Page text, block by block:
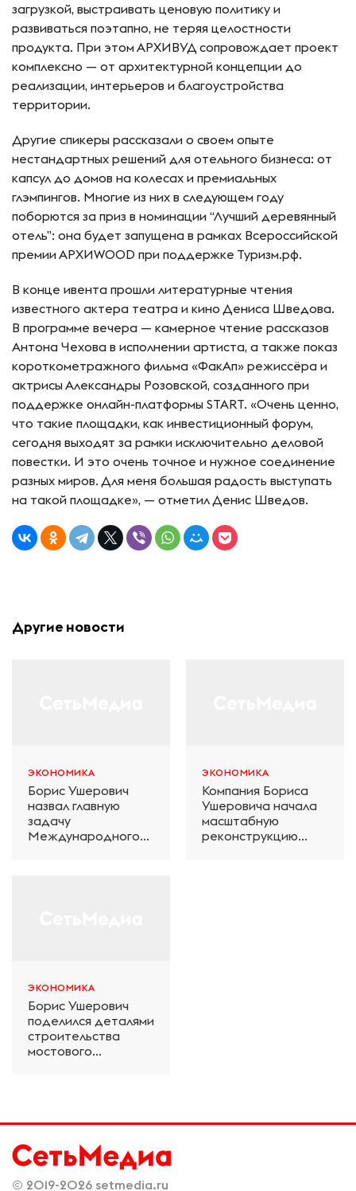
загрузкой, выстраивать ценовую политику и
развиваться поэтапно, не теряя целостности
продукта. При этом АРХИВУД сопровождает проект
комплексно — от архитектурной концепции до
реализации, интерьеров и благоустройства
территории.
Другие спикеры рассказали о своем опыте
нестандартных решений для отельного бизнеса: от
капсул до домов на колесах и премиальных
глэмпингов. Многие из них в следующем году
поборются за приз в номинации “Лучший деревянный
отель”: она будет запущена в рамках Всероссийской
премии АРХИWOOD при поддержке Туризм.рф.
В конце ивента прошли литературные чтения
известного актера театра и кино Дениса Шведова.
В программе вечера — камерное чтение рассказов
Антона Чехова в исполнении артиста, а также показ
короткометражного фильма «ФакАп» режиссёра и
актрисы Александры Розовской, созданного при
поддержке онлайн-платформы START. «Очень ценно,
что такие площадки, как инвестиционный форум,
сегодня выходят за рамки исключительно деловой
повестки. И это очень точное и нужное соединение
разных миров. Для меня большая радость выступать
на такой площадке», — отметил Денис Шведов.
Другие новости
ЭКОНОМИКА
Борис Ушерович
назвал главную
задачу
Международного
ЭКОНОМИКА
Компания Бориса
Ушеровича начала
масштабную
реконструкцию
ЭКОНОМИКА
Борис Ушерович
поделился деталями
строительства
мостового
© 2019-2026 setmedia.ru